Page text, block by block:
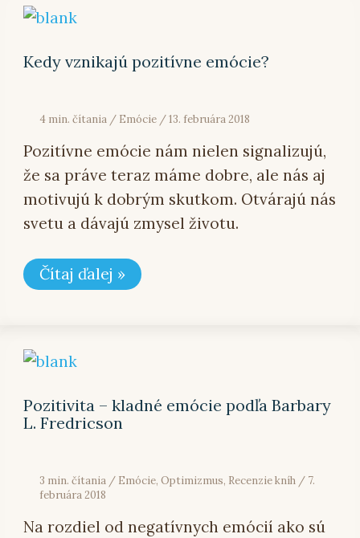
Kedy vznikajú pozitívne emócie?
4 min. čítania/ Emócie/13. februára 2018
Pozitívne emócie nám nielen signalizujú,
že sa práve teraz máme dobre, ale nás aj
motivujú k dobrým skutkom. Otvárajú nás
svetu a dávajú zmysel životu.
Kedy
vznikajú
emócie?
Čítaj ďalej »
Pozitivita – kladné emócie podľa Barbary
L. Fredricson
3 min. čítania/ Emócie, Optimizmus, Recenzie kníh/ 7.
februára 2018
Na rozdiel od negatívnych emócií ako sú
Pozitivita
–
emócie
podľa
Barbary